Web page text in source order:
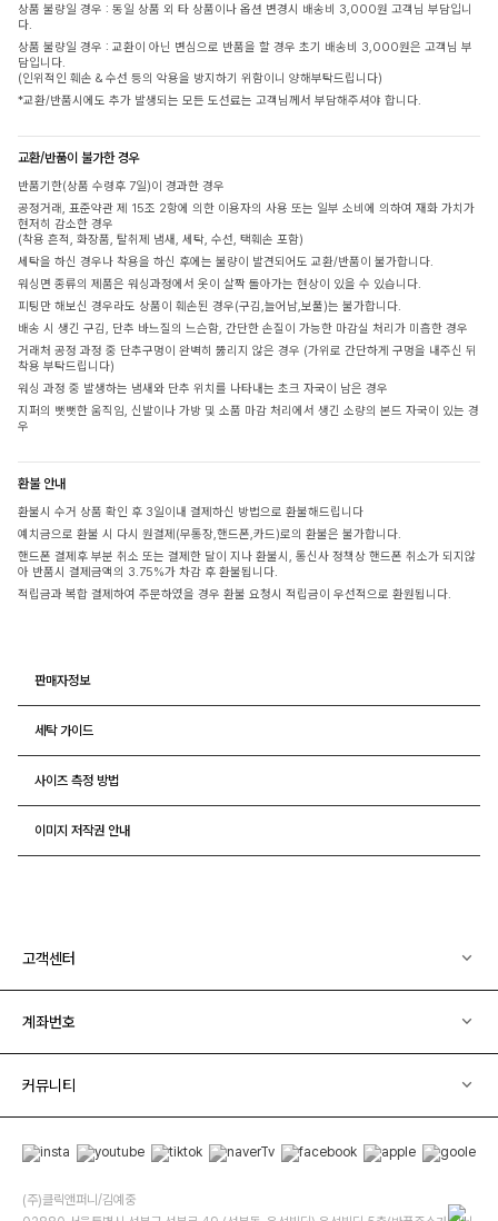
상품 불량일 경우 : 동일 상품 외 타 상품이나 옵션 변경시 배송비 3,000원 고객님 부담입니
다.
상품 불량일 경우 : 교환이 아닌 변심으로 반품을 할 경우 초기 배송비 3,000원은 고객님 부
담입니다.
(인위적인 훼손 & 수선 등의 악용을 방지하기 위함이니 양해부탁드립니다)
*교환/반품시에도 추가 발생되는 모든 도선료는 고객님께서 부담해주셔야 합니다.
교환/반품이 불가한 경우
반품기한(상품 수령후 7일)이 경과한 경우
공정거래, 표준약관 제 15조 2항에 의한 이용자의 사용 또는 일부 소비에 의하여 재화 가치가
현저히 감소한 경우
(착용 흔적, 화장품, 탈취제 냄새, 세탁, 수선, 택훼손 포함)
세탁을 하신 경우나 착용을 하신 후에는 불량이 발견되어도 교환/반품이 불가합니다.
워싱면 종류의 제품은 워싱과정에서 옷이 살짝 돌아가는 현상이 있을 수 있습니다.
피팅만 해보신 경우라도 상품이 훼손된 경우(구김,늘어남,보풀)는 불가합니다.
배송 시 생긴 구김, 단추 바느질의 느슨함, 간단한 손질이 가능한 마감실 처리가 미흡한 경우
거래처 공정 과정 중 단추구멍이 완벽히 뚫리지 않은 경우 (가위로 간단하게 구멍을 내주신 뒤
착용 부탁드립니다)
워싱 과정 중 발생하는 냄새와 단추 위치를 나타내는 초크 자국이 남은 경우
지퍼의 뻣뻣한 움직임, 신발이나 가방 및 소품 마감 처리에서 생긴 소량의 본드 자국이 있는 경
우
환불 안내
환불시 수거 상품 확인 후 3일이내 결제하신 방법으로 환불해드립니다
예치금으로 환불 시 다시 원결제(무통장,핸드폰,카드)로의 환불은 불가합니다.
핸드폰 결제후 부분 취소 또는 결제한 달이 지나 환불시, 통신사 정책상 핸드폰 취소가 되지않
아 반품시 결제금액의 3.75%가 차감 후 환불됩니다.
적립금과 복합 결제하여 주문하였을 경우 환불 요청시 적립금이 우선적으로 환원됩니다.
판매자정보
세탁 가이드
사이즈 측정 방법
이미지 저작권 안내
고객센터
계좌번호
커뮤니티
(주)클릭앤퍼니/김예중